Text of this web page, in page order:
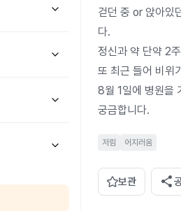
걷던 중 or 앉아있
다.
정신과 약 단약 2
또 최근 들어 비위
8월 1일에 병원을
궁금합니다.
저림 어지러움
보관 share